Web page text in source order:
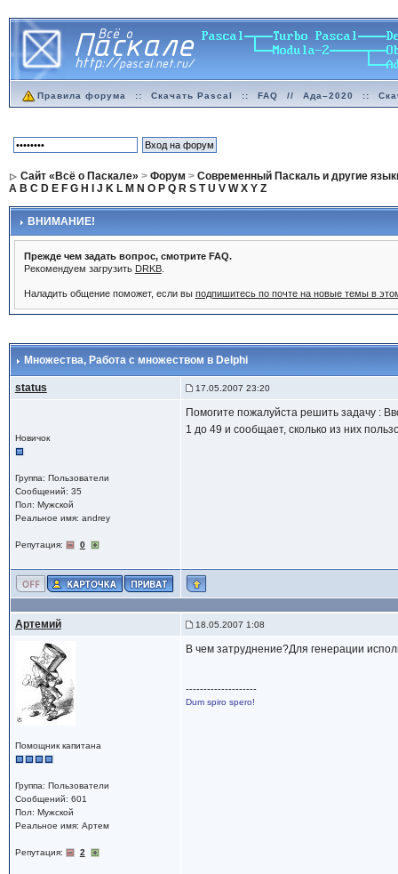
Правила форума :: Скачать Pascal :: FAQ // Ада–2020 ::
Сайт «Всё о Паскале» > Форум > Современный Паскаль и другие
A B C D E F G H J K L M N O P Q R S T U V W X Y Z
ВНИМАНИЕ!
Прежде чем задать вопрос, смотрите FAQ.
Рекомендуем загрузить DRKB.
Наладить общение поможет, если вы подпишитесь по почте на новые темы в
Множества, Работа с множеством в Delphi
status 17.05.2007 23:20
Новичок
Группа: Пользователи
Сообщений: 35
Пол: Мужской
Реальное имя: andrey
Репутация: 0
Помогите пожалуйста решить задачу :
1 до 49 и сообщает, сколько из них
Артемий 18.05.2007 1:08
Помощник капитана
Группа: Пользователи
Сообщений: 601
Пол: Мужской
Реальное имя: Артем
Репутация: 2
В чем затруднение?Для генерации
--------------------
Dum spiro spero!